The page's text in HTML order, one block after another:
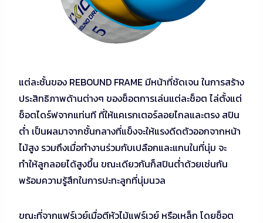
แต่ละชั้นของ REBOUND FRAME มีหน้าที่ชัดเจน ในการสร้าง
ประสิทธิภาพด้านต่างๆ ของช็อตการเล่นแต่ละช็อต ไล่ตั้งแต่
ช็อตไดร์ฟจากแท่นที ที่ให้แคเรกเตอร์ลอยไกลและตรง สปิน
ต่ำ เป็นผลมาจากชั้นกลางที่แข็งจะให้แรงดีดตัวออกจากหน้า
ไม้สูง รวมถึงเมื่อทำงานร่วมกับเปลือกและแกนในที่นุ่ม จะ
ทำให้ลูกลอยได้สูงขึ้น ขณะเดียวกันก็สปินต่ำด้วยเช่นกัน
พร้อมความรู้สึกในการปะทะลูกที่นุ่มนวล
ขณะที่จากแฟร์เวย์เมื่อตีหัวไม้แฟร์เวย์ หรือเหล็ก โดยช็อต